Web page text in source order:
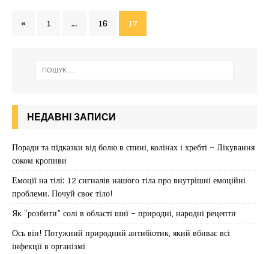
« 1 … 16 17
НЕДАВНІ ЗАПИСИ
Поради та підказки від болю в спині, колінах і хребті – Лікування
соком кропиви
Емоції на тілі: 12 сигналів нашого тіла про внутрішні емоційні
проблеми. Почуй своє тіло!
Як “розбити” солі в області шиї – природні, народні рецепти
Ось він! Потужний природний антибіотик, який вбиває всі
інфекції в організмі